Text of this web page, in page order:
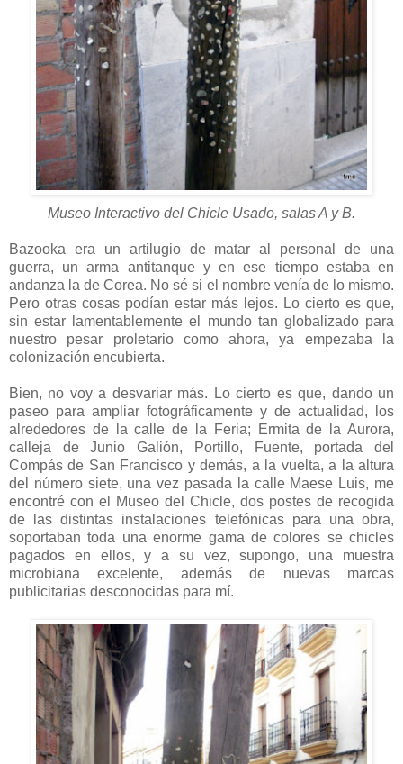
Museo Interactivo del Chicle Usado, salas A y B.
Bazooka era un artilugio de matar al personal de una
guerra, un arma antitanque y en ese tiempo estaba en
andanza la de Corea. No sé si el nombre venía de lo mismo.
Pero otras cosas podían estar más lejos. Lo cierto es que,
sin estar lamentablemente el mundo tan globalizado para
nuestro pesar proletario como ahora, ya empezaba la
colonización encubierta.
Bien, no voy a desvariar más. Lo cierto es que, dando un
paseo para ampliar fotográficamente y de actualidad, los
alrededores de la calle de la Feria; Ermita de la Aurora,
calleja de Junio Galión, Portillo, Fuente, portada del
Compás de San Francisco y demás, a la vuelta, a la altura
del número siete, una vez pasada la calle Maese Luis, me
encontré con el Museo del Chicle, dos postes de recogida
de las distintas instalaciones telefónicas para una obra,
soportaban toda una enorme gama de colores se chicles
pagados en ellos, y a su vez, supongo, una muestra
microbiana excelente, además de nuevas marcas
publicitarias desconocidas para mí.